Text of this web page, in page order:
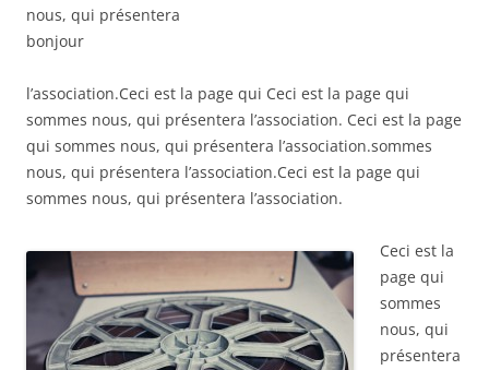
nous, qui présentera
bonjour
l’association.Ceci est la page qui Ceci est la page qui
sommes nous, qui présentera l’association. Ceci est la page
qui sommes nous, qui présentera l’association.sommes
nous, qui présentera l’association.Ceci est la page qui
sommes nous, qui présentera l’association.
Ceci est la
page qui
sommes
nous, qui
présentera